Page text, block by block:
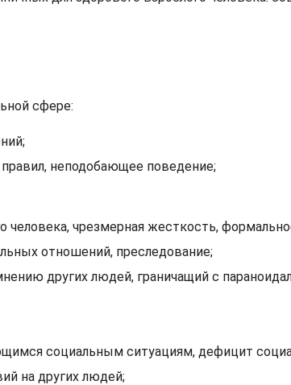
сфере:
неподобающее поведение;
человека, чрезмерная жесткость,
отношений, преследование;
других людей, граничащий с
социальным ситуациям, дефицит
на других людей;